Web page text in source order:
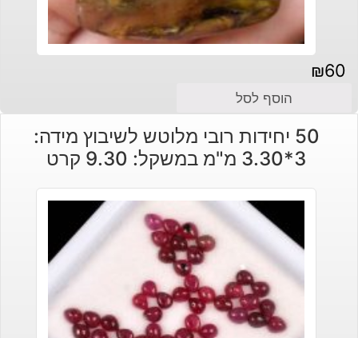
₪60
הוסף לסל
50 יחידות רובי מלוטש לשיבוץ מידה:
3*3.30 מ"מ במשקל: 9.30 קרט